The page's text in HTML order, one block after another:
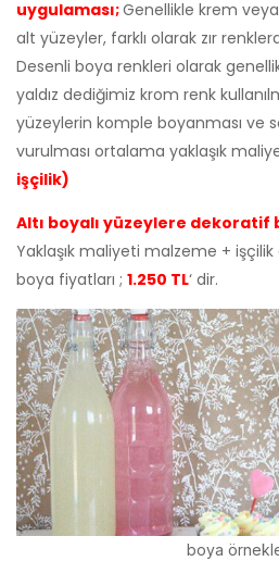
uygulaması;Genellikle krem
alt yüzeyler, farklı olarak zır
Desenli boya renkleri olarak
yaldız dediğimiz krom renk
yüzeylerin komple boyanması ve
vurulması ortalama yaklaşık
işçilik)
Altı boyalı yüzeylere dekoratif
Yaklaşık maliyeti malzeme +
boya fiyatları ; 1.250 TL‘ dir.
boya